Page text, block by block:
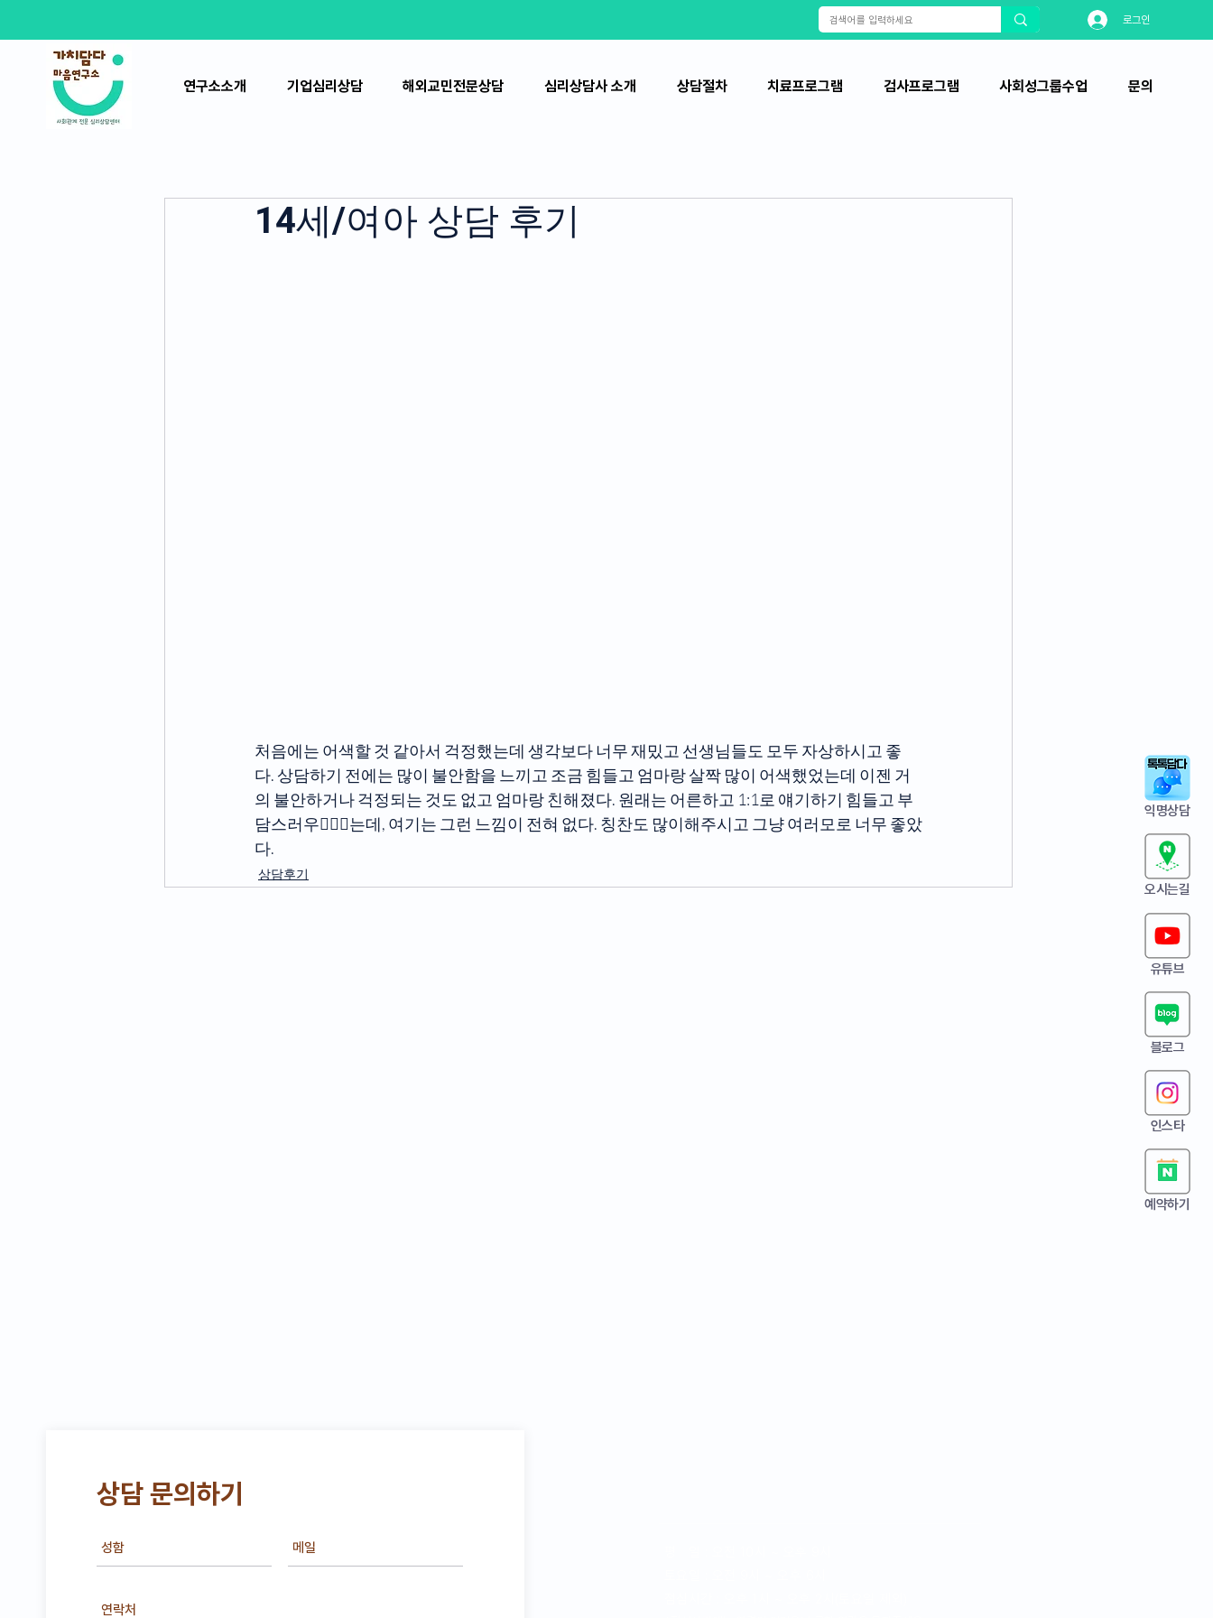
로그인
연구소소개 기업심리상담 해외교민전문상담 심리상담사 소개 상담절차 치료프로그램 검사프로그램 사회성그룹수업 문의
익명상담
오시는길
유튜브
​블로그
인스타
예약하기
14세/여아 상담 후기
처음에는 어색할 것 같아서 걱정했는데 생각보다 너무 재밌고 선생님들도 모두 자상하시고 좋
다. 상담하기 전에는 많이 불안함을 느끼고 조금 힘들고 엄마랑 살짝 많이 어색했었는데 이젠 거
의 불안하거나 걱정되는 것도 없고 엄마랑 친해졌다. 원래는 어른하고 1:1로 얘기하기 힘들고 부
담스러우ᅟᅠᆻ는데, 여기는 그런 느낌이 전혀 없다. 칭찬도 많이해주시고 그냥 여러모로 너무 좋았
다.
상담후기
상담 문의하기